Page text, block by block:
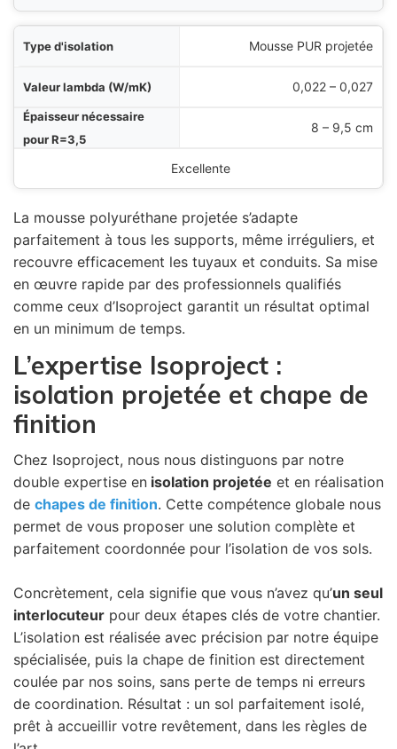
Mousse PUR projetée
0,022 – 0,027
8 – 9,5 cm
Excellente
La mousse polyuréthane projetée s’adapte
parfaitement à tous les supports, même irréguliers, et
recouvre efficacement les tuyaux et conduits. Sa mise
en œuvre rapide par des professionnels qualifiés
comme ceux d’Isoproject garantit un résultat optimal
en un minimum de temps.
L’expertise Isoproject :
isolation projetée et chape de
finition
Chez Isoproject, nous nous distinguons par notre
double expertise en isolation projetée et en réalisation
de chapes de finition. Cette compétence globale nous
permet de vous proposer une solution complète et
parfaitement coordonnée pour l’isolation de vos sols.
Concrètement, cela signifie que vous n’avez qu’un seul
interlocuteur pour deux étapes clés de votre chantier.
L’isolation est réalisée avec précision par notre équipe
spécialisée, puis la chape de finition est directement
coulée par nos soins, sans perte de temps ni erreurs
de coordination. Résultat : un sol parfaitement isolé,
prêt à accueillir votre revêtement, dans les règles de